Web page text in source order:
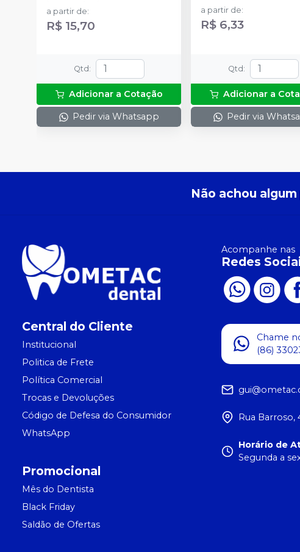
a partir de:
R$ 15,70
Qtd :
Adicionar a Cotação
Pedir via Whatsapp
a partir de:
R$ 6,33
Qtd :
Adicionar a
Pedir via
Não achou
Central do Cliente
Institucional
Politica de Frete
Política Comercial
Trocas e Devoluções
Código de Defesa do Consumidor
WhatsApp
Promocional
Mês do Dentista
Black Friday
Saldão de Ofertas
Acompanhe nas
Redes
Chame
(86)
Rua Barroso,
Horário de
Segunda a